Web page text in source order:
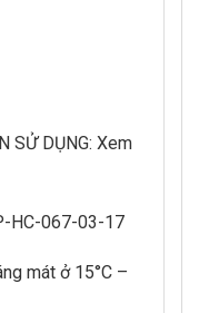
SỬ DỤNG: Xem
HC-067-03-17
mát ở 15°C –